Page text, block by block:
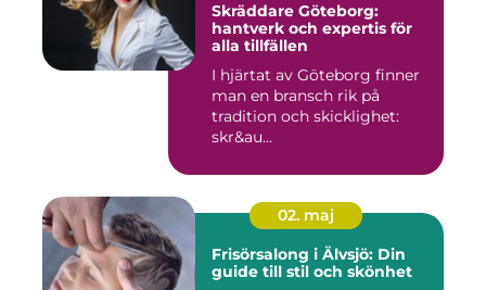
Skräddare Göteborg:
hantverk och expertis för
alla tillfällen
I hjärtat av Göteborg finner
man en bransch rik på
tradition och skicklighet:
skr&au...
02. maj
Frisörsalong i Älvsjö: Din
guide till stil och skönhet